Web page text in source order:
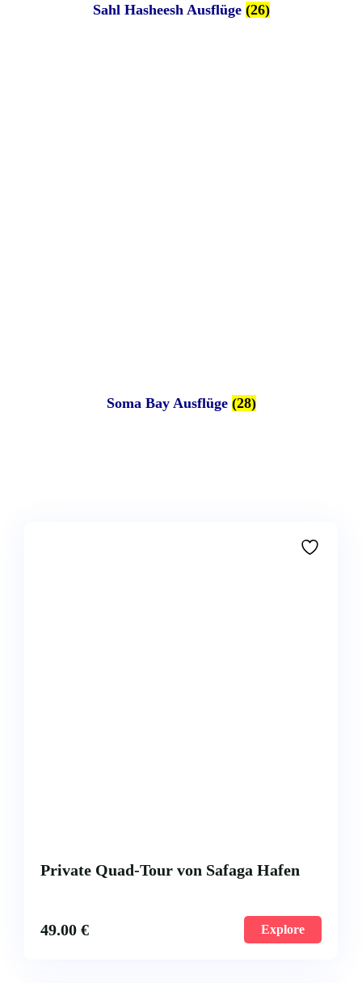
Sahl Hasheesh Ausflüge (26)
Soma Bay Ausflüge (28)
Private Quad-Tour von Safaga Hafen
49.00 € Explore